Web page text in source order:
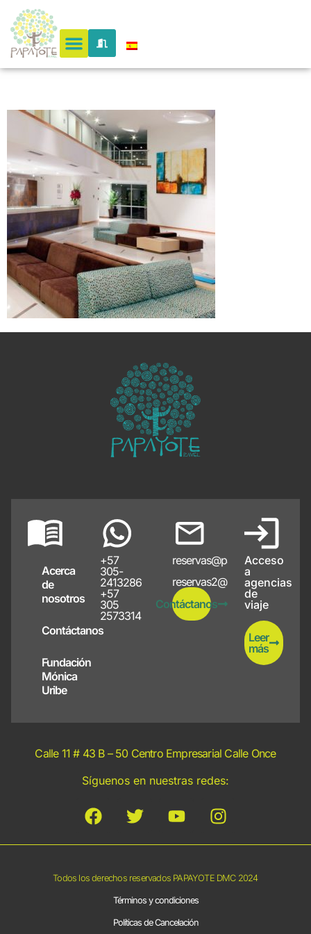
blue 4
Acerca
de
nosotros
Contáctanos
Fundación
Mónica
Uribe
+57
305-
2413286
+57
305
2573314
reservas@papayote.com
reservas2@papayote.com
Contáctanos
Acceso
a
agencias
de
viaje
Leer
más
Calle 11 # 43 B – 50 Centro Empresarial Calle Once
Síguenos en nuestras redes:
Todos los derechos reservados PAPAYOTE DMC 2024
Términos y condiciones
Políticas de Cancelación